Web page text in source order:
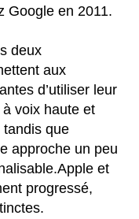
Google en 2011.
deux
aux
d’utiliser leur
à voix haute et
tandis que
approche un peu
et
progressé,